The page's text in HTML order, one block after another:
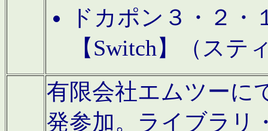
ドカポン３・２
【Switch】（ステ
有限会社エムツーに
発参加。ライブラリ